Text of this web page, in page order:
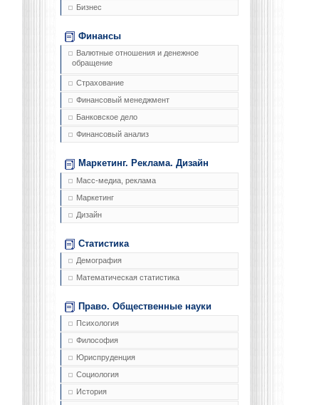
Бизнес
Финансы
Валютные отношения и денежное
обращение
Страхование
Финансовый менеджмент
Банковское дело
Финансовый анализ
Маркетинг. Реклама. Дизайн
Масс-медиа, реклама
Маркетинг
Дизайн
Статистика
Демография
Математическая статистика
Право. Общественные науки
Психология
Философия
Юриспруденция
Социология
История